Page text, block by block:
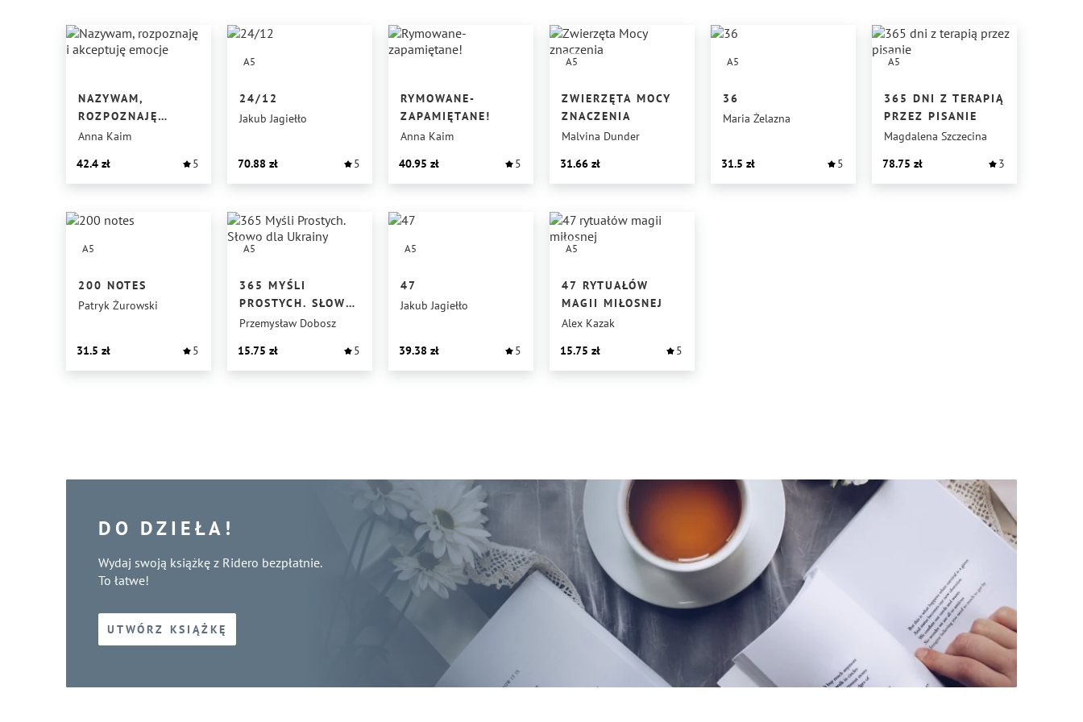
NAZYWAM,
ROZPOZNAJĘ
I AKCEPTUJĘ
Anna Kaim
42.4
5
A5
24/12
Jakub Jagiełło
70.88 5
RYMOWANE-
ZAPAMIĘTANE!
Anna Kaim
40.95
5
A5
ZWIERZĘTA MOCY
ZNACZENIA
Malvina Dunder
31.66
A5
36
Maria Żelazna
31.5 5
A5
365 DNI Z TERAPIĄ
PRZEZ PISANIE
Magdalena Szczecina
78.75
3
A5
200 NOTES
Patryk Żurowski
31.5 5
A5
365 MYŚLI
PROSTYCH. SŁOWO
DLA UKRAINY
Przemysław Dobosz
15.75
5
A5
47
Jakub Jagiełło
39.38 5
A5
47 RYTUAŁÓW
MAGII MIŁOSNEJ
Alex Kazak
15.75
5
DO DZIEŁA!
Wydaj swoją książkę z Ridero bezpłatnie.
To łatwe!
UTWÓRZ KSIĄŻKĘ